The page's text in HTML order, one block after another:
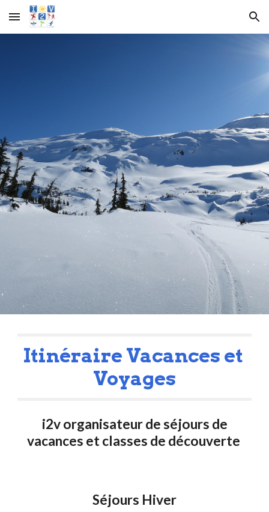
Skip to main content Skip to navigation
Itinéraire Vacances et
Voyages
vacances et classes de découverte
Séjours Hiver